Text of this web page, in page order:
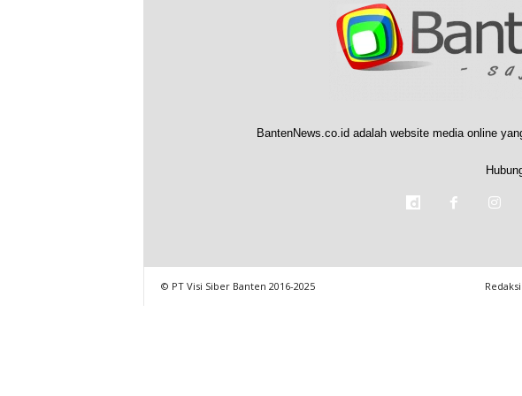
BantenNews.co.id adalah website media online
Redaksi
© PT Visi Siber Banten 2016-2025